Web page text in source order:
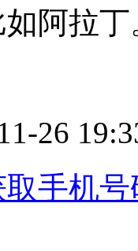
阿拉丁
26
手机